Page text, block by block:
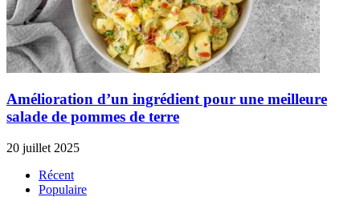
Amélioration d’un ingrédient pour une meilleure
salade de pommes de terre
20 juillet 2025
Récent
Populaire